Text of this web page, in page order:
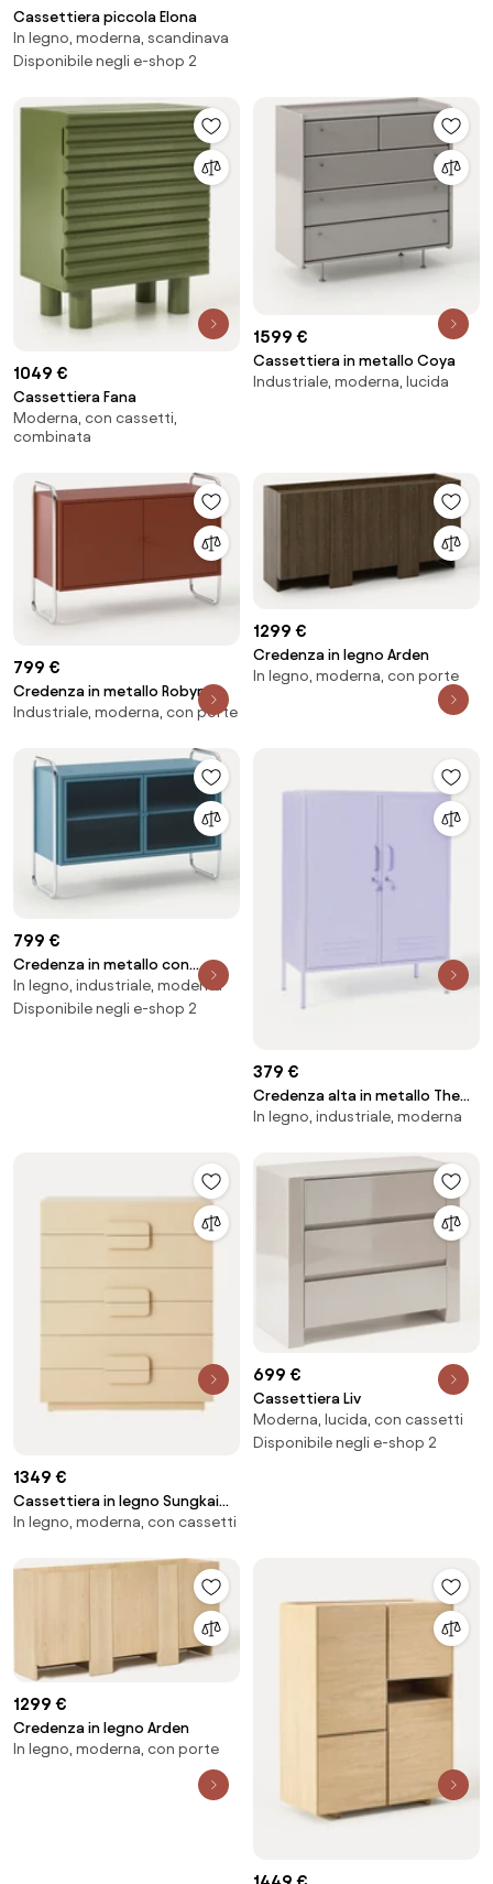
Cassettiera piccola Elona
In legno, moderna, scandinava
Disponibile negli e-shop 2
1049 €
Cassettiera Fana
Moderna, con cassetti,
combinata
1599 €
Cassettiera in metallo Coya
Industriale, moderna, lucida
799 €
Credenza in metallo Robyn
Industriale, moderna, con porte
1299 €
Credenza in legno Arden
In legno, moderna, con porte
799 €
Credenza in metallo con
frontale in vetro Robyn
In legno, industriale, moderna
Disponibile negli e-shop 2
379 €
Credenza alta in metallo The
Midi
In legno, industriale, moderna
1349 €
Cassettiera in legno Sungkai
fatta a mano Spacious
In legno, moderna, con cassetti
699 €
Cassettiera Liv
Moderna, lucida, con cassetti
Disponibile negli e-shop 2
1299 €
Credenza in legno Arden
In legno, moderna, con porte